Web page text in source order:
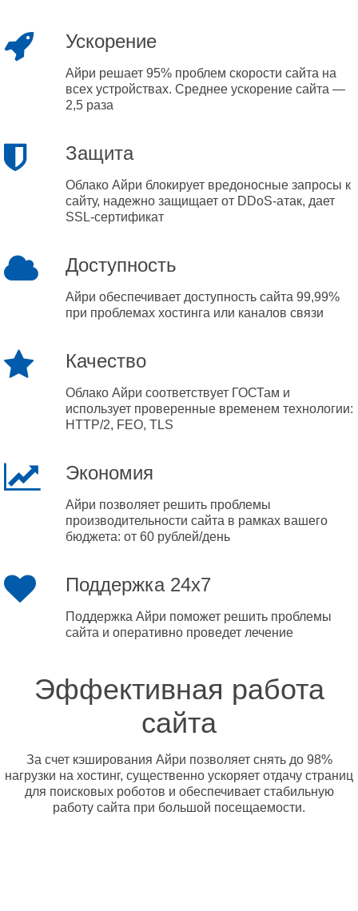
Ускорение
Айри решает 95% проблем скорости сайта на
всех устройствах. Среднее ускорение сайта —
2,5 раза
Защита
Облако Айри блокирует вредоносные запросы к
сайту, надежно защищает от DDoS-атак, дает
SSL-сертификат
Доступность
Айри обеспечивает доступность сайта 99,99%
при проблемах хостинга или каналов связи
Качество
Облако Айри соответствует ГОСТам и
использует проверенные временем технологии:
HTTP/2, FEO, TLS
Экономия
Айри позволяет решить проблемы
производительности сайта в рамках вашего
бюджета: от 60 рублей/день
Поддержка 24x7
Поддержка Айри поможет решить проблемы
сайта и оперативно проведет лечение
Эффективная работа
сайта
За счет кэширования Айри позволяет снять до 98%
нагрузки на хостинг, существенно ускоряет отдачу страниц
для поисковых роботов и обеспечивает стабильную
работу сайта при большой посещаемости.